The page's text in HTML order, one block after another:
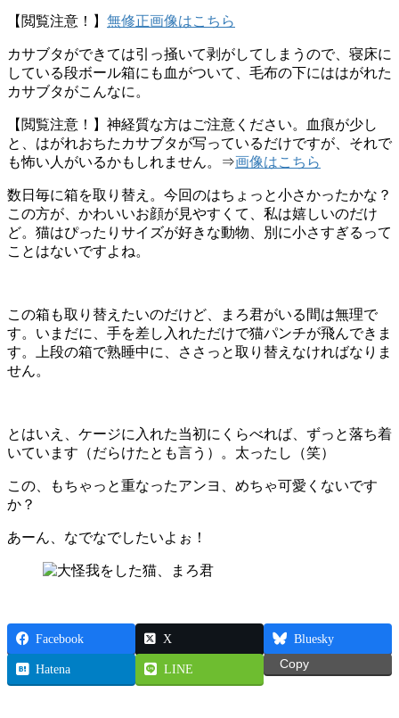
【閲覧注意！】 無修正画像はこちら
カサブタができては引っ掻いて剥がしてしまうので、寝床に
している段ボール箱にも血がついて、毛布の下にははがれた
カサブタがこんなに。
【閲覧注意！】神経質な方はご注意ください。血痕が少し
と、はがれおちたカサブタが写っているだけですが、それで
も怖い人がいるかもしれません。⇒画像はこちら
数日毎に箱を取り替え。今回のはちょっと小さかったかな？
この方が、かわいいお顔が見やすくて、私は嬉しいのだけ
ど。猫はぴったりサイズが好きな動物、別に小さすぎるって
ことはないですよね。
この箱も取り替えたいのだけど、まろ君がいる間は無理で
す。いまだに、手を差し入れただけで猫パンチが飛んできま
す。上段の箱で熟睡中に、ささっと取り替えなければなりま
せん。
とはいえ、ケージに入れた当初にくらべれば、ずっと落ち着
いています（だらけたとも言う）。太ったし（笑）
この、もちゃっと重なったアンヨ、めちゃ可愛くないです
か？
あーん、なでなでしたいよぉ！
Facebook X Bluesky
Hatena LINE Copy